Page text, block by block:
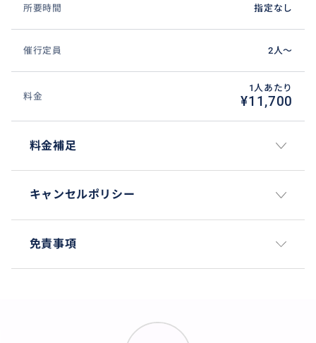
『波に乗る』感覚を経験します。
アシスタントスタッフとして『プロライフガードチー
おすすめ
所要時間 指定なし
催行定員 2人〜
料金
1人あたり
¥11,700
料金補足
キャンセルポリシー
免責事項